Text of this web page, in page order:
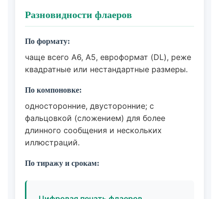
Разновидности флаеров
По формату:
чаще всего A6, A5, евроформат (DL), реже
квадратные или нестандартные размеры.
По компоновке:
односторонние, двусторонние; с
фальцовкой (сложением) для более
длинного сообщения и нескольких
иллюстраций.
По тиражу и срокам: